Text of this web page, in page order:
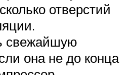
отверстий
свежайшую
она не до конца